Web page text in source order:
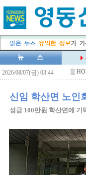
▒
신임 학산면 노인
성금 100만원 학산면에 기